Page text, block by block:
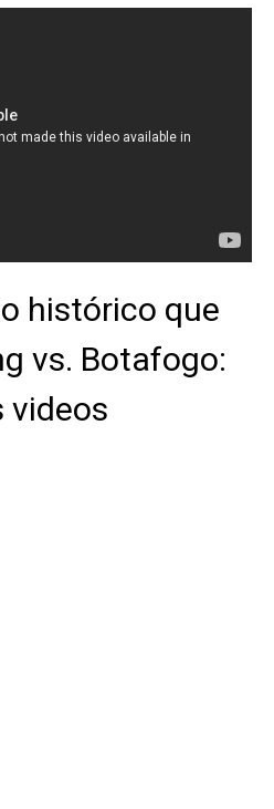
histórico que
vs. Botafogo:
videos